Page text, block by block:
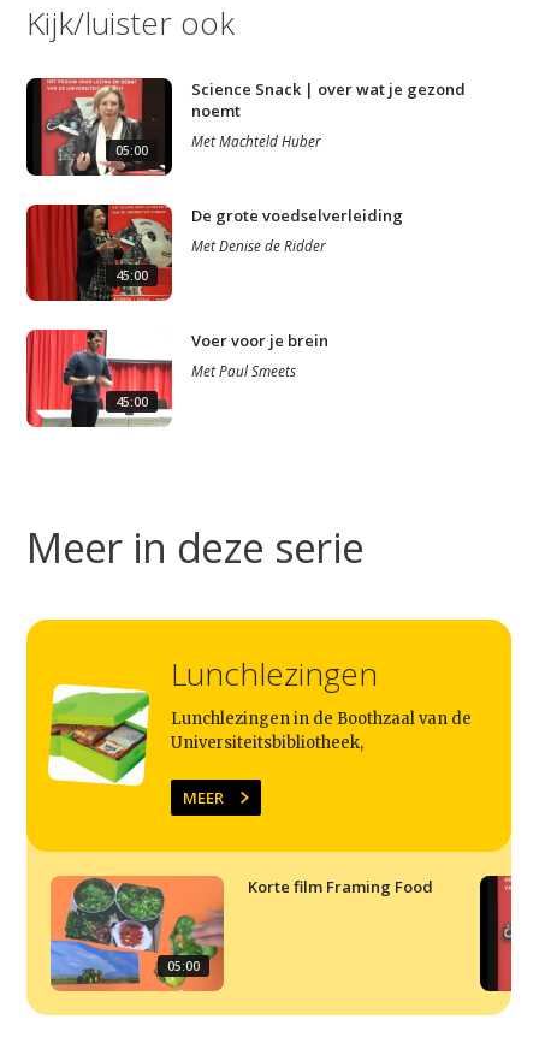
Home
Video
Podcast
Artikelen
Kijk/luister ook
05:00
Science Snack | over wat je gezond
noemt
MetMachteld Huber
45:00
De grote voedselverleiding
MetDenise de Ridder
45:00
Voer voor je brein
MetPaul Smeets
Meer in deze serie
Lunchlezingen
Lunchlezingen in de Boothzaal van de
Universiteitsbibliotheek,
MEER
05:00
Korte film Framing Food